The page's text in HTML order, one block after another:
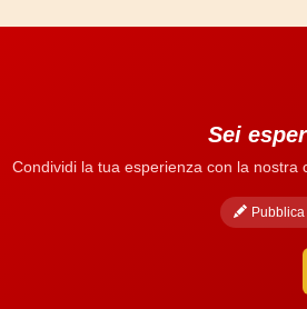
Sei
Condividi la tua esperienza con la nostra